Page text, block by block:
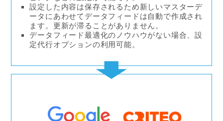
設定した内容は保存されるため新しいマスターデ
ータにあわせてデータフィードは自動で作成され
ます。更新が滞ることがありません。
データフィード最適化のノウハウがない場合、設
定代行オプションの利用可能。